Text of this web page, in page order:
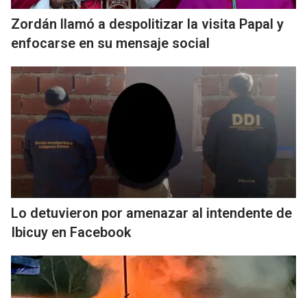
Zordán llamó a despolitizar la visita Papal y
enfocarse en su mensaje social
Lo detuvieron por amenazar al intendente de
Ibicuy en Facebook